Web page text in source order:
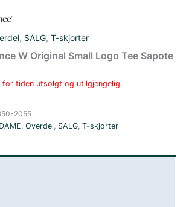
, SALG,T-skjorter
W Original Small Logo Tee Sapote
tiden utsolgt og utilgjengelig.
2055
DAME,Overdel, SALG,T-skjorter